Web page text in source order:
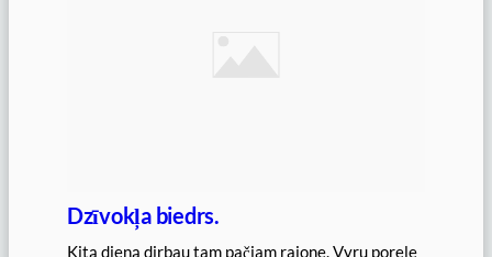
Dzīvokļa biedrs.
Kitą dieną dirbau tam pačiam rajone. Vyru porele